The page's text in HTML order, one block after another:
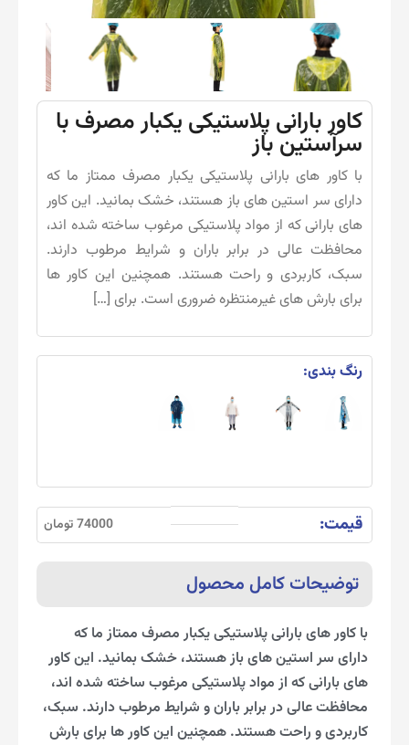
کاور بارانی پلاستیکی یکبار مصرف با
سرآستین باز
با کاور های بارانی پلاستیکی یکبار مصرف ممتاز ما که
دارای سر استین های باز هستند، خشک بمانید. این کاور
های بارانی که از مواد پلاستیکی مرغوب ساخته شده اند،
محافظت عالی در برابر باران و شرایط مرطوب دارند.
سبک، کاربردی و راحت هستند. همچنین این کاور ها
برای بارش‌ های غیرمنتظره ضروری است. برای […]
رنگ بندی:
قیمت: 74000 تومان
توضیحات کامل محصول
با کاور های بارانی پلاستیکی یکبار مصرف ممتاز ما که
دارای سر استین های باز هستند، خشک بمانید. این کاور
های بارانی که از مواد پلاستیکی مرغوب ساخته شده اند،
محافظت عالی در برابر باران و شرایط مرطوب دارند. سبک،
کاربردی و راحت هستند. همچنین این کاور ها برای بارش‌